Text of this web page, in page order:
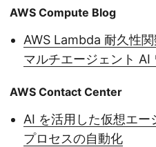
AWS Compute Blog
AWS Lambda 耐久性
マルチエージェント AI
AWS Contact Center
AI を活用した仮想エー
プロセスの自動化